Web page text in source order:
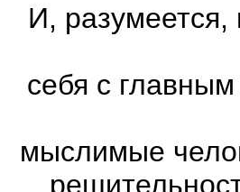
И,
себя с
мыслимые